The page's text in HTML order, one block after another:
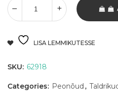
LISA LEMMIKUTESSE
SKU: 62918
Categories: Peonõud ,